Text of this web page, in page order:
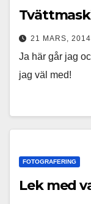
21 MARS, 2014
Ja här går jag
jag väl med!
FOTOGRAFERING
Lek med